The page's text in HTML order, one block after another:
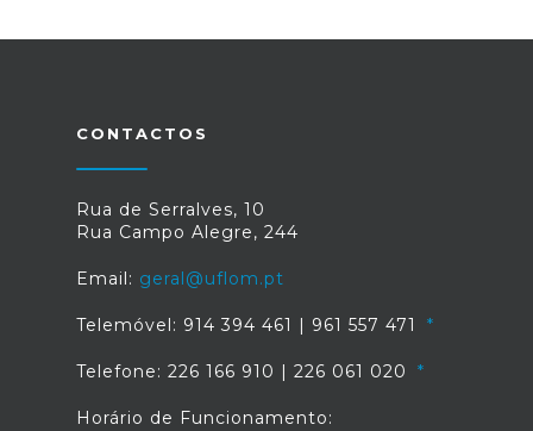
CONTACTOS
Rua de Serralves, 10
Rua Campo Alegre, 244
Email: geral@uflom.pt
Telemóvel: 914 394 461 | 961 557 471
Telefone: 226 166 910 | 226 061 020
Horário de Funcionamento: